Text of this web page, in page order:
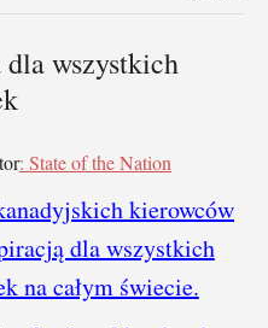
wszystkich
: State of the Nation
kierowców
dla wszystkich
na całym świecie.